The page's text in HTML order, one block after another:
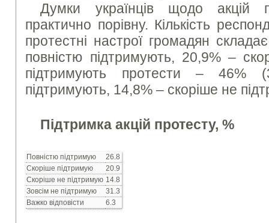
Думки українців щодо акцій
практично порівну. Кількість
протестні настрої громадян
повністю підтримують, 20,9% –
підтримують протести – 46%
підтримують, 14,8% – скоріше не
Підтримка акцій протесту, %
Повністю підтримую
26.8
Скоріше підтримую
20.9
Скоріше не підтримую 14.8
Зовсім не підтримую
31.3
Важко відповісти
6.3